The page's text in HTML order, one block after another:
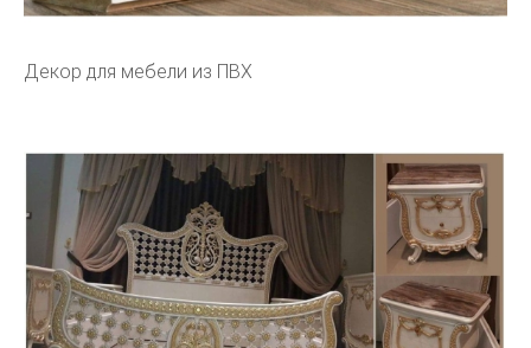
Декор для мебели из ПВХ